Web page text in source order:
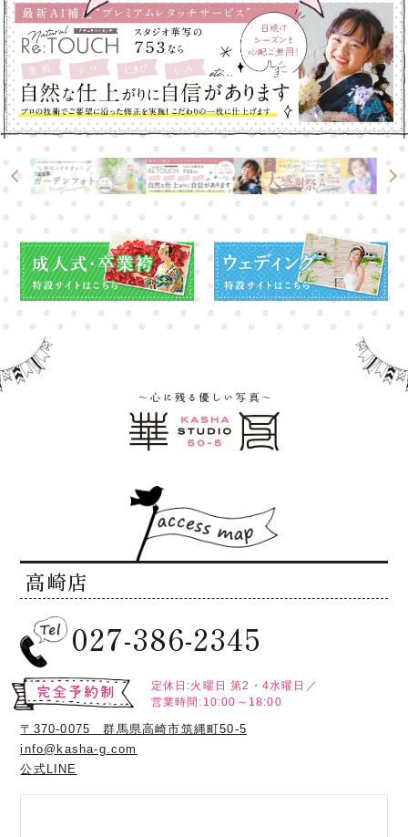
高崎店
027-386-2345
定休日:火曜日 第2・4水曜日／
営業時間:10:00～18:00
〒370-0075 群馬県高崎市筑縄町50-5
info@kasha-g.com
公式LINE
高崎店
大宮店
高崎店
大宮店